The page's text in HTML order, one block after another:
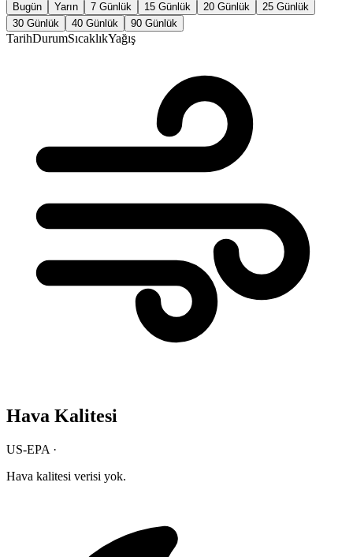
Bugün Yarın 7 Günlük 15 Günlük 20 Günlük
25 Günlük
30 Günlük
40 Günlük 90 Günlük
TarihDurumSıcaklıkYağış
Hava Kalitesi
US-EPA ·
Hava kalitesi verisi yok.